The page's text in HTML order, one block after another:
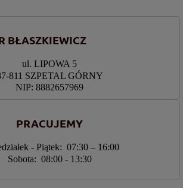
BŁASZKIEWICZ
ul. LIPOWA 5
811 SZPETAL GÓRNY
NIP: 8882657969
PRACUJEMY
- Piątek: 07:30 – 16:00
Sobota: 08:00 - 13:30